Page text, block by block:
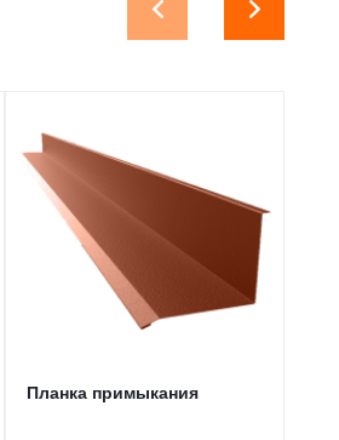
Планка примыкания